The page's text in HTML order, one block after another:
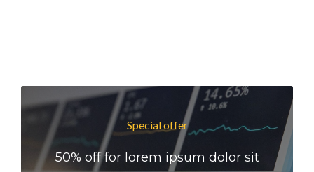
Special offer
50% off for lorem ipsum dolor sit